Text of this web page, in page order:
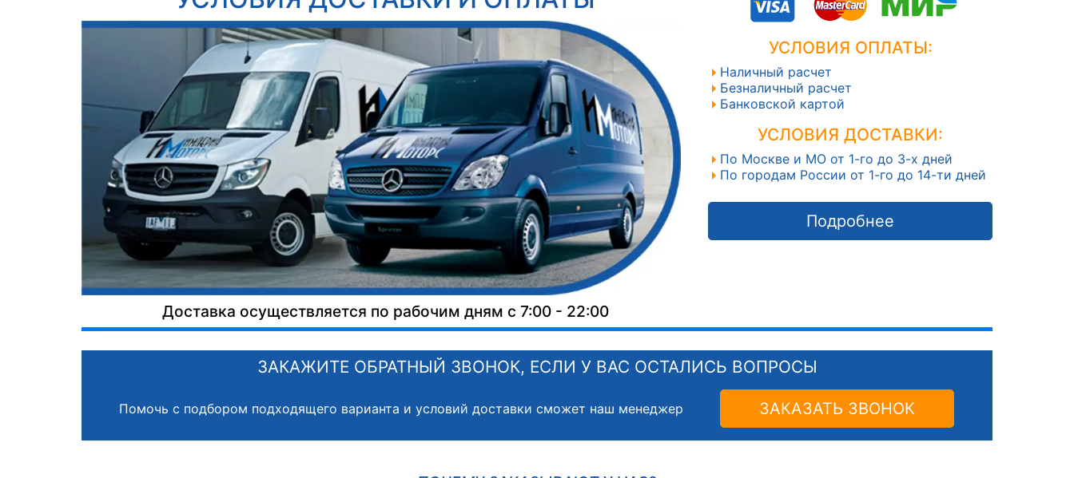
Доставка осуществляется по рабочим дням с 7:00 - 22:00
УСЛОВИЯ ОПЛАТЫ:
Наличный расчет
Безналичный расчет
Банковской картой
УСЛОВИЯ ДОСТАВКИ:
По Москве и МО от 1-го до 3-х дней
По городам России от 1-го до 14-ти дней
Подробнее
ЗАКАЖИТЕ ОБРАТНЫЙ ЗВОНОК, ЕСЛИ У ВАС ОСТАЛИСЬ ВОПРОСЫ
Помочь с подбором подходящего варианта и условий доставки сможет наш менеджер ЗАКАЗАТЬ ЗВОНОК